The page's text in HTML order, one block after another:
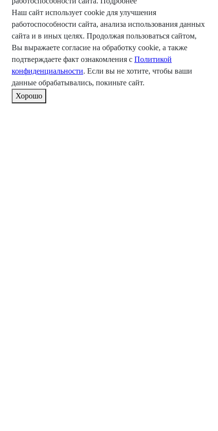
Наш сайт использует cookie для улучшения
работоспособности сайта, анализа использования данных
сайта и в иных целях. Продолжая пользоваться сайтом,
Вы выражаете согласие на обработку cookie, а также
подтверждаете факт ознакомления с Политикой
конфиденциальности. Если вы не хотите, чтобы ваши
данные обрабатывались, покиньте сайт.
Хорошо